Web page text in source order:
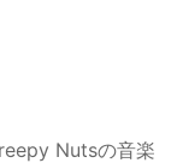
Nutsの音楽